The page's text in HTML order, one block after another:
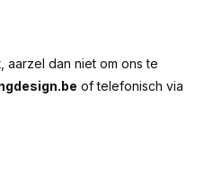
aarzel dan niet om ons te
of telefonisch via